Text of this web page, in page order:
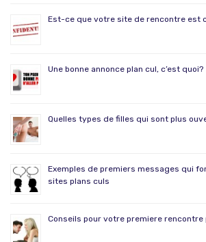
Est-ce que votre site de rencontre est
Une bonne annonce plan cul, c’est quoi?
Quelles types de filles qui sont plus
Exemples de premiers messages qui
sites plans culs
Conseils pour votre premiere rencontre